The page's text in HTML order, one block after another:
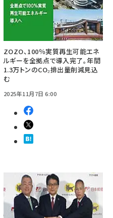
ZOZO、100％実質再生可能エネ
ルギーを全拠点で導入完了。年間
1.3万トンのCO₂排出量削減見込
む
2025年11月7日 6:00